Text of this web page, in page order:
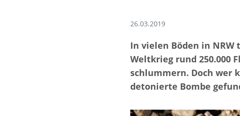
26.03.2019
In vielen Böden in NRW
Weltkrieg rund 250.000
schlummern. Doch wer
detonierte Bombe